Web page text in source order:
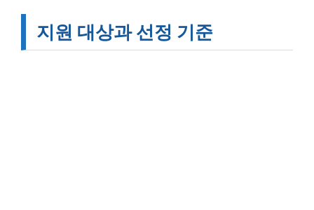
지원 대상과 선정 기준